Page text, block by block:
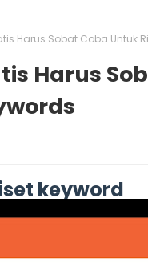
Harus Sobat Coba Untuk
Harus
keyword